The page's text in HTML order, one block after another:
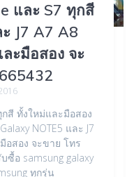
และ S7 ทุกสี
J7 A7 A8
ะมือสอง จะ
สี ทั้งใหม่และมือสอง
NOTE5 และ J7
อสอง จะขาย โทร
ซื้อ samsung galaxy
ทุกรุ่น